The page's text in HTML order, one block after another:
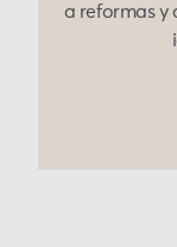
a reformas y